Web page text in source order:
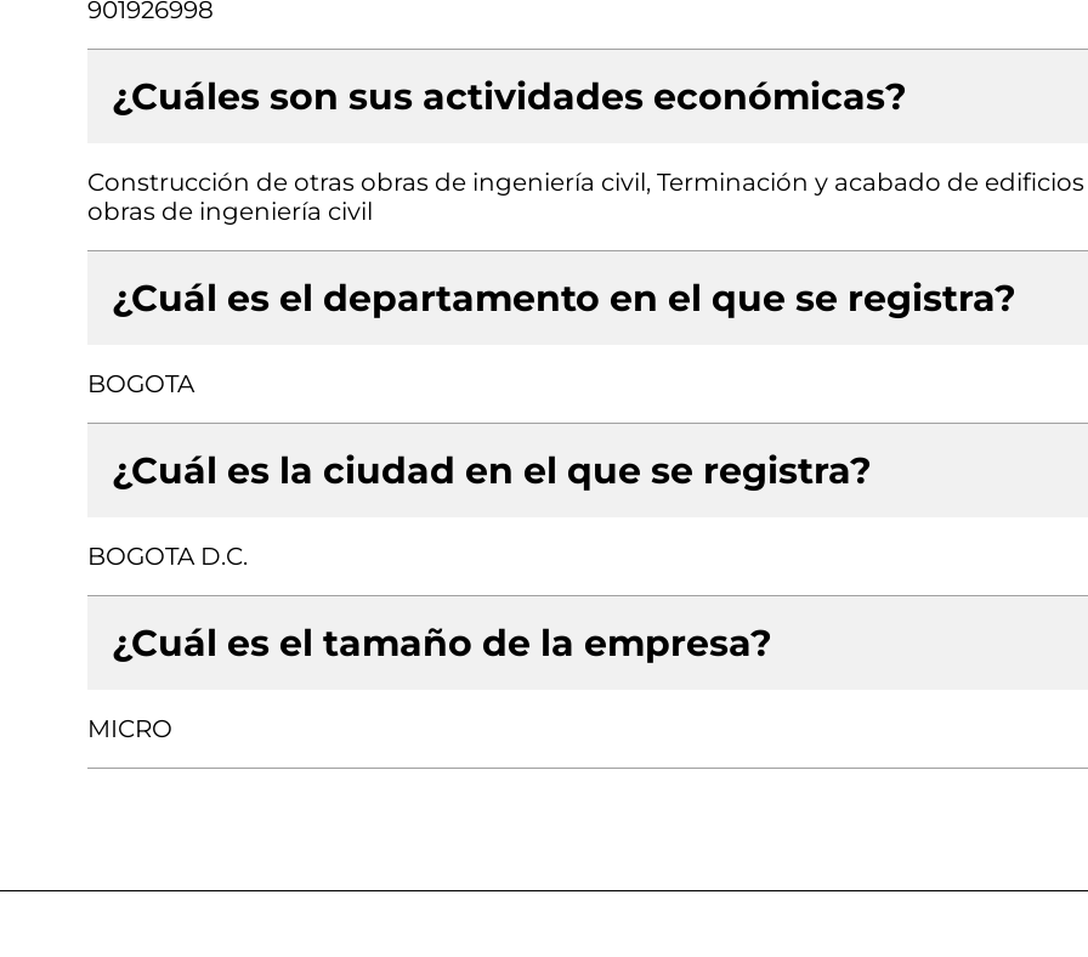
901926998
¿Cuáles son sus actividades económicas?
Construcción de otras obras de ingeniería civil, Terminación y acabado de edificios
obras de ingeniería civil
¿Cuál es el departamento en el que se registra?
BOGOTA
¿Cuál es la ciudad en el que se registra?
BOGOTA D.C.
¿Cuál es el tamaño de la empresa?
MICRO